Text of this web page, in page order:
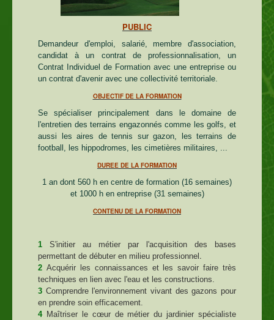
PUBLIC
Demandeur d'emploi, salarié, membre d'association,
candidat à un contrat de professionnalisation, un
Contrat Individuel de Formation avec une entreprise ou
un contrat d'avenir avec une collectivité territoriale.
OBJECTIF DE LA FORMATION
Se spécialiser principalement dans le domaine de
l'entretien des terrains engazonnés comme les golfs, et
aussi les aires de tennis sur gazon, les terrains de
football, les hippodromes, les cimetières militaires, ...
DUREE DE LA FORMATION
1 an dont 560 h en centre de formation (16 semaines)
et 1000 h en entreprise (31 semaines)
CONTENU DE LA FORMATION
1S'initier au métier par l'acquisition des bases
permettant de débuter en milieu professionnel .
2Acquérir les connaissances et les savoir faire très
techniques en lien avec l'eau et les constructions.
3 Comprendre l'environnement vivant des gazons pour
en prendre soin efficacement.
4 Maîtriser le cœur de métier du jardinier spécialiste